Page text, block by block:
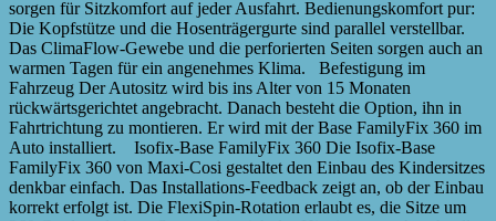
sorgen für Sitzkomfort auf jeder Ausfahrt. Bedienungskomfort pur:
Die Kopfstütze und die Hosenträgergurte sind parallel verstellbar.
Das ClimaFlow-Gewebe und die perforierten Seiten sorgen auch an
warmen Tagen für ein angenehmes Klima. Befestigung im
Fahrzeug Der Autositz wird bis ins Alter von 15 Monaten
rückwärtsgerichtet angebracht. Danach besteht die Option, ihn in
Fahrtrichtung zu montieren. Er wird mit der Base FamilyFix 360 im
Auto installiert. Isofix-Base FamilyFix 360 Die Isofix-Base
FamilyFix 360 von Maxi-Cosi gestaltet den Einbau des Kindersitzes
denkbar einfach. Das Installations-Feedback zeigt an, ob der Einbau
korrekt erfolgt ist. Die FlexiSpin-Rotation erlaubt es, die Sitze um